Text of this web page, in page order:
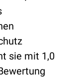
sie mit 1,0